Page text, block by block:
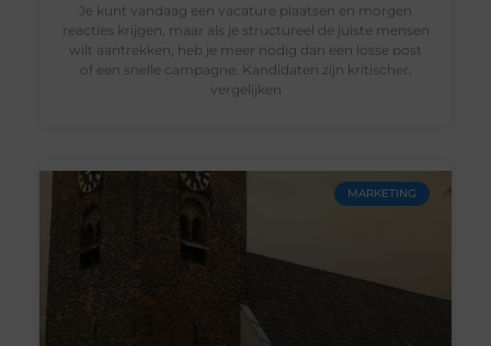
Je kunt vandaag een vacature plaatsen en morgen
reacties krijgen, maar als je structureel de juiste mensen
wilt aantrekken, heb je meer nodig dan een losse post
of een snelle campagne. Kandidaten zijn kritischer,
vergelijken
MARKETING